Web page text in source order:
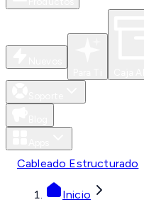
Cableado Estructurado
Inicio